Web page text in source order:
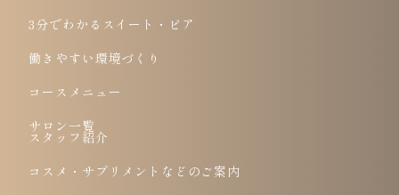
3分でわかるスイート・ピア
働きやすい環境づくり
コースメニュー
サロン一覧
スタッフ紹介
コスメ・サプリメントなどのご案内